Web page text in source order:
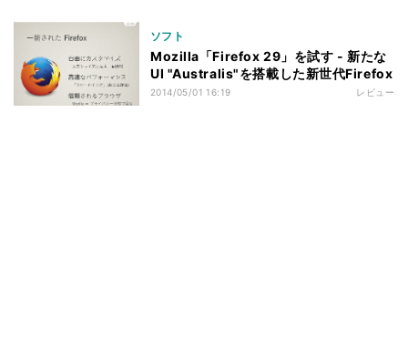
ソフト
Mozilla「Firefox 29」を試す - 新たな
UI "Australis"を搭載した新世代Firefox
2014/05/01 16:19 レビュー